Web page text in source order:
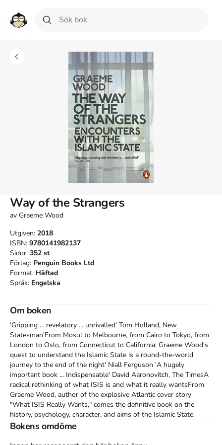
Way of the Strangers
av Graeme Wood
Utgiven: 2018
ISBN: 9780141982137
Sidor: 352 st
Förlag: Penguin Books Ltd
Format: Häftad
Språk: Engelska
Om boken
'Gripping ... revelatory ... unrivalled' Tom Holland, New
Statesman'From Mosul to Melbourne, from Cairo to Tokyo, from
London to Oslo, from Connecticut to California: Graeme Wood's
quest to understand the Islamic State is a round-the-world
journey to the end of the night' Niall Ferguson 'A hugely
important book ... Indispensable' David Aaronovitch, The TimesA
radical rethinking of what ISIS is and what it really wantsFrom
Graeme Wood, author of the explosive Atlantic cover story
"What ISIS Really Wants," comes the definitive book on the
history, psychology, character, and aims of the Islamic State.
Based on Wood's unprecedented access to supporters, recruiters,
Bokens omdöme